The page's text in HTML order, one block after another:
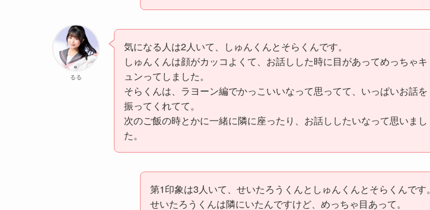
るる
気になる人は2人いて、しゅんくんとそらくんです。
しゅんくんは顔がカッコよくて、お話しした時に目があってめっちゃキ
ュンってしました。
そらくんは、ラヨーン編でかっこいいなって思ってて、いっぱいお話を
振ってくれてて。
次のご飯の時とかに一緒に隣に座ったり、お話ししたいなって思いまし
た。
第1印象は3人いて、せいたろうくんとしゅんくんとそらくんです。
せいたろうくんは隣にいたんですけど、めっちゃ目あって。